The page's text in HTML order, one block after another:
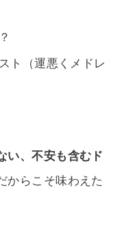
ト（運悪くメドレ
い、不安も含むド
からこそ味わえた